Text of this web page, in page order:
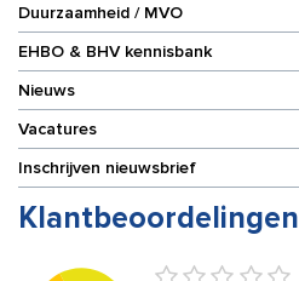
Duurzaamheid / MVO
EHBO & BHV kennisbank
Nieuws
Vacatures
Inschrijven nieuwsbrief
Klantbeoordelingen